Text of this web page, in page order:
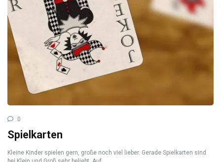
0
Spielkarten
Kleine Kinder spielen gern, große noch viel lieber. Gerade Spielkarten sind